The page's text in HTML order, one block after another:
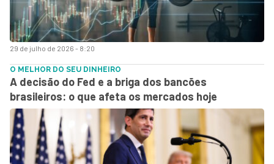
29 de julho de 2026 - 8:20
O MELHOR DO SEU DINHEIRO
A decisão do Fed e a briga dos bancões
brasileiros: o que afeta os mercados hoje